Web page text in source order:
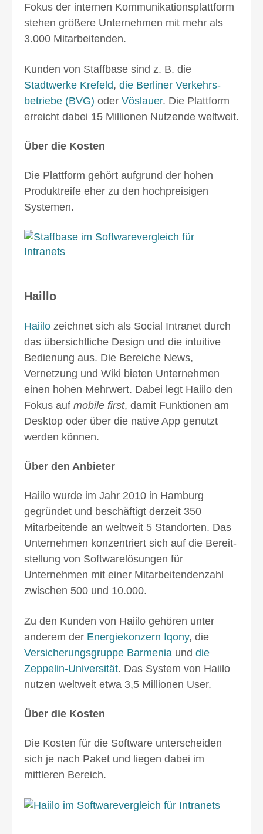
Fokus der internen Kommunikations­plattform
stehen größere Unter­nehmen mit mehr als
3.000 Mitarbeitenden.
Kunden von Staffbase sind z. B. die
Stadtwerke Krefeld, die Berliner Verkehrs­
betriebe (BVG) oder Vöslauer. Die Plattform
erreicht dabei 15 Millionen Nutzende weltweit.
Über die Kosten
Die Plattform gehört aufgrund der hohen
Produkt­reife eher zu den hoch­preisigen
Systemen.
Haillo
Haiilo zeichnet sich als Social Intranet durch
das übersicht­liche Design und die intuitive
Bedienung aus. Die Bereiche News,
Vernetzung und Wiki bieten Unter­nehmen
einen hohen Mehr­wert. Dabei legt Haiilo den
Fokus auf mobile first, damit Funktionen am
Desktop oder über die native App genutzt
werden können.
Über den Anbieter
Haiilo wurde im Jahr 2010 in Hamburg
gegründet und beschäftigt derzeit 350
Mitarbeitende an welt­weit 5 Standorten. Das
Unternehmen konzentriert sich auf die Bereit­
stellung von Software­lösungen für
Unternehmen mit einer Mit­arbeitenden­zahl
zwischen 500 und 10.000.
Zu den Kunden von Haiilo gehören unter
anderem der Energie­konzern Iqony, die
Versicherungs­gruppe Barmenia und die
Zeppelin-Universität. Das System von Haiilo
nutzen welt­weit etwa 3,5 Millionen User.
Über die Kosten
Die Kosten für die Software unter­scheiden
sich je nach Paket und liegen dabei im
mittleren Bereich.